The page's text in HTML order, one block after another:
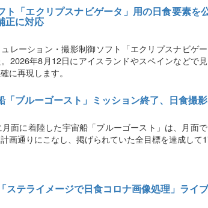
ト「エクリプスナビゲータ」用の日食要素
正に対応
レーション・撮影制御ソフト「エクリプスナビゲ
。2026年8月12日にアイスランドやスペインなどで
に再現します。
「ブルーゴースト」ミッション終了、日食撮
面に着陸した宇宙船「ブルーゴースト」は、月面
画通りにこなし、掲げられていた全目標を達成して
ステライメージで日食コロナ画像処理」ライ